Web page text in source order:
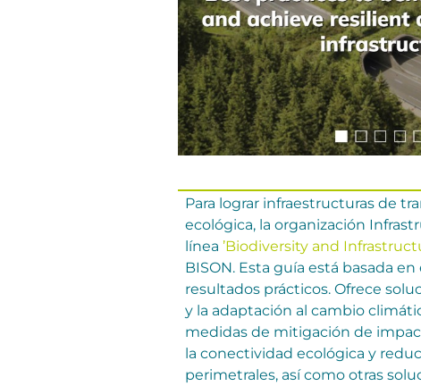
Para lograr infraestructuras de
ecológica, la organización
línea ’Biodiversity and
BISON. Esta guía está basada
resultados prácticos. Ofrece
y la adaptación al cambio
medidas de mitigación de
la conectividad ecológica y
perimetrales, así como otras